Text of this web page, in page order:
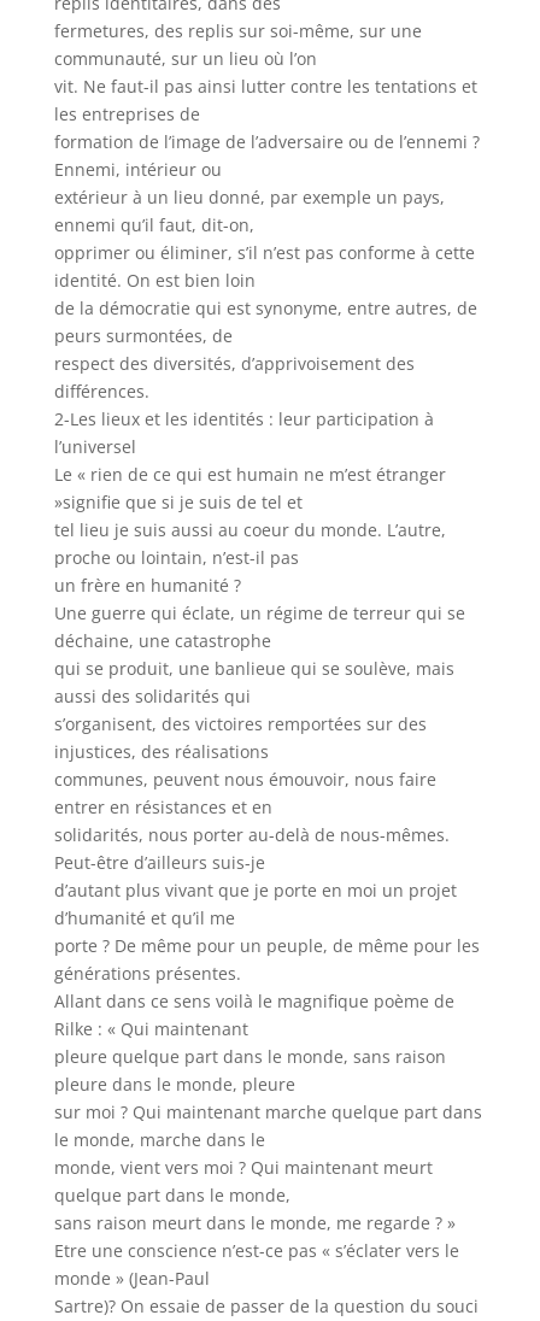
fermetures, des replis sur soi-même, sur une
communauté, sur un lieu où l’on
vit. Ne faut-il pas ainsi lutter contre les tentations et
les entreprises de
formation de l’image de l’adversaire ou de l’ennemi ?
Ennemi, intérieur ou
extérieur à un lieu donné, par exemple un pays,
ennemi qu’il faut, dit-on,
opprimer ou éliminer, s’il n’est pas conforme à cette
identité. On est bien loin
de la démocratie qui est synonyme, entre autres, de
peurs surmontées, de
respect des diversités, d’apprivoisement des
différences.
2-Les lieux et les identités : leur participation à
l’universel
Le « rien de ce qui est humain ne m’est étranger
»signifie que si je suis de tel et
tel lieu je suis aussi au coeur du monde. L’autre,
proche ou lointain, n’est-il pas
un frère en humanité ?
Une guerre qui éclate, un régime de terreur qui se
déchaine, une catastrophe
qui se produit, une banlieue qui se soulève, mais
aussi des solidarités qui
s’organisent, des victoires remportées sur des
injustices, des réalisations
communes, peuvent nous émouvoir, nous faire
entrer en résistances et en
solidarités, nous porter au-delà de nous-mêmes.
Peut-être d’ailleurs suis-je
d’autant plus vivant que je porte en moi un projet
d’humanité et qu’il me
porte ? De même pour un peuple, de même pour les
générations présentes.
Allant dans ce sens voilà le magnifique poème de
Rilke : « Qui maintenant
pleure quelque part dans le monde, sans raison
pleure dans le monde, pleure
sur moi ? Qui maintenant marche quelque part dans
le monde, marche dans le
monde, vient vers moi ? Qui maintenant meurt
quelque part dans le monde,
sans raison meurt dans le monde, me regarde ? »
Etre une conscience n’est-ce pas « s’éclater vers le
monde » (Jean-Paul
Sartre)? On essaie de passer de la question du souci